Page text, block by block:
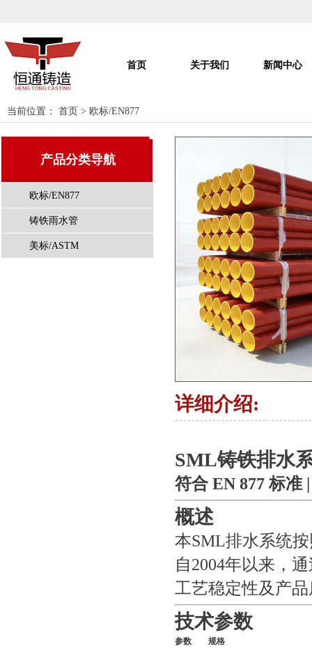
首页 关于我们 新闻中心
当前位置： 首页 > 欧标/EN877
产品分类导航
欧标/EN877
铸铁雨水管
美标/ASTM
详细介绍:
SML铸铁排水
符合 EN 877 标准
概述
本SML排水系统
自2004年以来，
工艺稳定性及产
技术参数
参数
规格